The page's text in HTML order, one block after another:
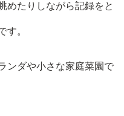
めたりしながら記録をと
す。
ンダや小さな家庭菜園で